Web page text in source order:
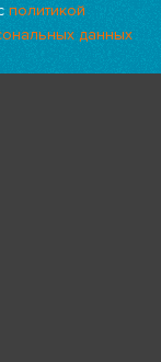
политикой
данных